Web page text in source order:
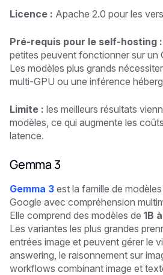
Licence : Apache 2.0 pour les
Pré-requis pour le self-hosting :
petites peuvent fonctionner sur un
Les modèles plus grands
multi-GPU ou une inférence
Limite : les meilleurs résultats
modèles, ce qui augmente les
latence.
Gemma 3
Gemma 3 est la famille de
Google avec compréhension
Elle comprend des modèles de 1B
Les variantes les plus grandes
entrées image et peuvent gérer le
answering, le raisonnement sur
workflows combinant image et